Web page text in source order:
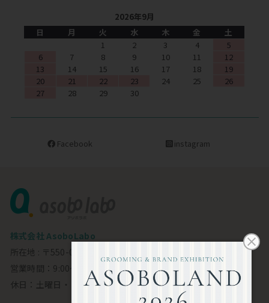
2026年9月
日
月 火 水 木 金
土
1
2 3 4
5
6
7 8 9 10 11
12
13
14 15 16 17 18
19
20
21 22 23 24 25
26
27
28 29 30
Facebook instagram
株式会社 AsoboLabo
所在地 : 〒550-0002 大阪市西区江戸堀1-23-11 6F
営業時間：9:00～18:00
休日：土曜日・日曜日・祝日